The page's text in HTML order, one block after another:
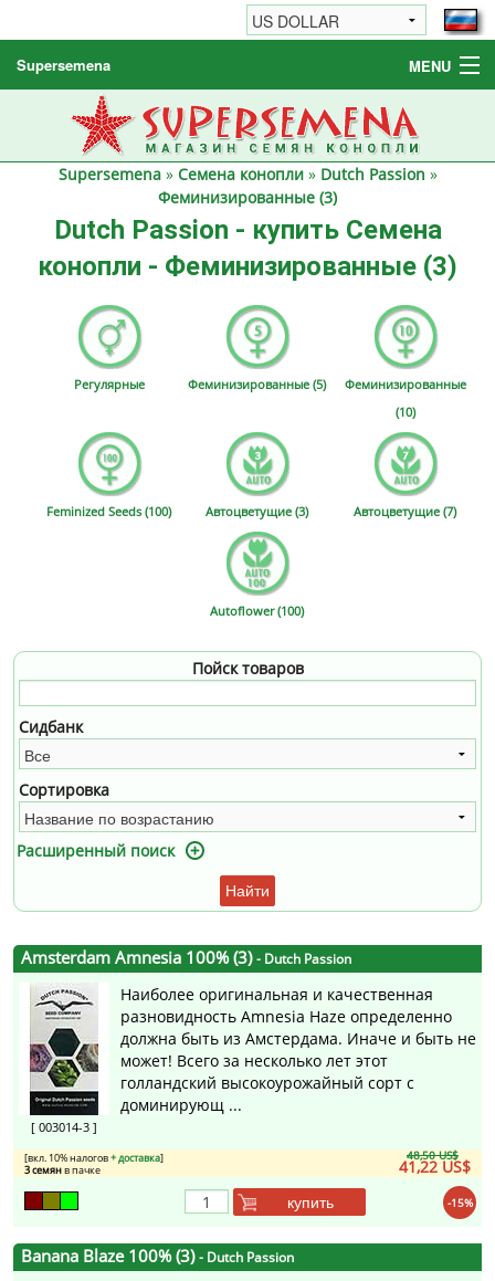
Supersemena MENU
Семена конопли
Другие товары
Как заказать / FAQ
Supersemena» Семена конопли» Dutch Passion »
Феминизированные (3)
Dutch Passion - купить Семена
конопли - Феминизированные (3)
Регулярные Феминизированные (5)
Феминизированные
(10)
Feminized Seeds (100) Автоцветущие (3) Автоцветущие (7)
Autoflower (100)
Пойск товаров
Сидбанк
Сортировка
Расширенный поиск
Найти
Amsterdam Amnesia 100% (3)- Dutch Passion
[ 003014-3 ]
Наиболее оригинальная и качественная
разновидность Amnesia Haze определенно
должна быть из Амстердама. Иначе и быть не
может! Всего за несколько лет этот
голландский высокоурожайный сорт с
доминирующ ...
48,50 US$
41,22 US$
[вкл. 10% налогов+ доставка]
3 семянв пачке
-15%
купить
Banana Blaze 100% (3)- Dutch Passion